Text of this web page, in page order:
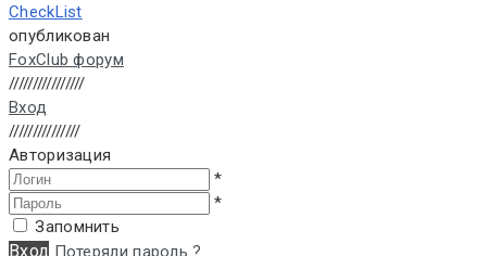
CheckList
опубликован
FoxClub форум
////////////////
Вход
///////////////
Авторизация
*
*
Запомнить
Вход Потеряли пароль ?